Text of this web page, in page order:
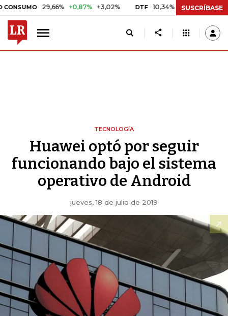
29,66% +0,87% +3,02% DTF 10,34% +0,10% +0,98%
SUSCRÍBASE
TECNOLOGÍA
Huawei optó por seguir
funcionando bajo el sistema
operativo de Android
jueves, 18 de julio de 2019